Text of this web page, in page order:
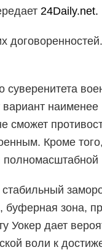
24Daily.net.
суверенитета
вариант
сможет
Кроме
зона,
Уокер дает
воли к